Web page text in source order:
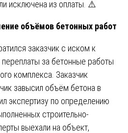
исключена из оплаты. ⚠️
объёмов бетонных работ
заказчик с иском к
за бетонные работы
комплекса. Заказчик
завысил объём бетона в
экспертизу по определению
строительно-
выехали на объект,